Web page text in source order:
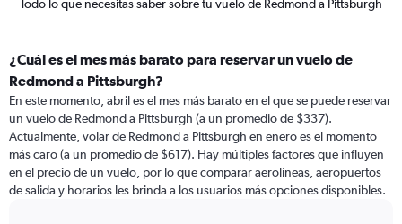
Todo lo que necesitas saber sobre tu vuelo de Redmond a Pittsburgh
¿Cuál es el mes más barato para reservar un vuelo de
Redmond a Pittsburgh?
En este momento, abril es el mes más barato en el que se puede reservar
un vuelo de Redmond a Pittsburgh (a un promedio de $337).
Actualmente, volar de Redmond a Pittsburgh en enero es el momento
más caro (a un promedio de $617). Hay múltiples factores que influyen
en el precio de un vuelo, por lo que comparar aerolíneas, aeropuertos
de salida y horarios les brinda a los usuarios más opciones disponibles.